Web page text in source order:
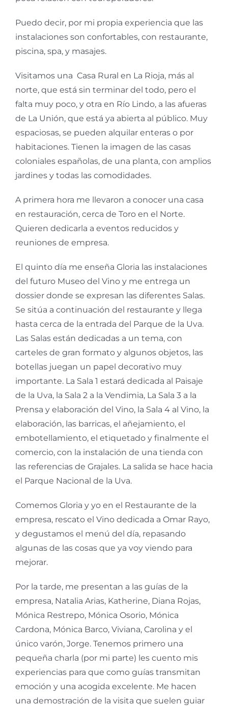
Puedo decir, por mi propia experiencia que las
instalaciones son confortables, con restaurante,
piscina, spa, y masajes.
Visitamos una Casa Rural en La Rioja, más al
norte, que está sin terminar del todo, pero el
falta muy poco, y otra en Río Lindo, a las afueras
de La Unión, que está ya abierta al público. Muy
espaciosas, se pueden alquilar enteras o por
habitaciones. Tienen la imagen de las casas
coloniales españolas, de una planta, con amplios
jardines y todas las comodidades.
A primera hora me llevaron a conocer una casa
en restauración, cerca de Toro en el Norte.
Quieren dedicarla a eventos reducidos y
reuniones de empresa.
El quinto día me enseña Gloria las instalaciones
del futuro Museo del Vino y me entrega un
dossier donde se expresan las diferentes Salas.
Se sitúa a continuación del restaurante y llega
hasta cerca de la entrada del Parque de la Uva.
Las Salas están dedicadas a un tema, con
carteles de gran formato y algunos objetos, las
botellas juegan un papel decorativo muy
importante. La Sala 1 estará dedicada al Paisaje
de la Uva, la Sala 2 a la Vendimia, La Sala 3 a la
Prensa y elaboración del Vino, la Sala 4 al Vino, la
elaboración, las barricas, el añejamiento, el
embotellamiento, el etiquetado y finalmente el
comercio, con la instalación de una tienda con
las referencias de Grajales. La salida se hace hacia
el Parque Nacional de la Uva.
Comemos Gloria y yo en el Restaurante de la
empresa, rescato el Vino dedicada a Omar Rayo,
y degustamos el menú del día, repasando
algunas de las cosas que ya voy viendo para
mejorar.
Por la tarde, me presentan a las guías de la
empresa, Natalia Arias, Katherine, Diana Rojas,
Mónica Restrepo, Mónica Osorio, Mónica
Cardona, Mónica Barco, Viviana, Carolina y el
único varón, Jorge. Tenemos primero una
pequeña charla (por mi parte) les cuento mis
experiencias para que como guías transmitan
emoción y una acogida excelente. Me hacen
una demostración de la visita que suelen guiar